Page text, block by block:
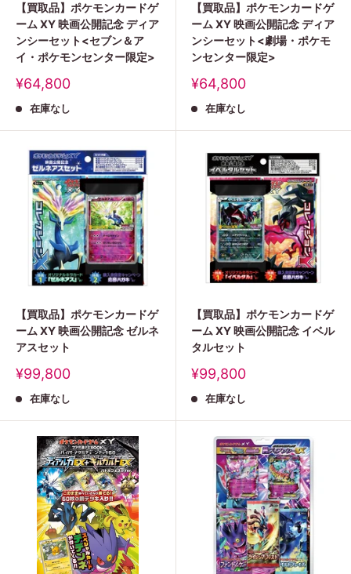
【買取品】ポケモンカードゲ
ーム XY 映画公開記念 ディア
ンシーセット<セブン＆ア
イ・ポケモンセンター限定>
販
価
¥64,800
在庫なし
【買取品】ポケモンカードゲ
ーム XY 映画公開記念 ディア
ンシーセット<劇場・ポケモ
ンセンター限定>
販
価
¥64,800
在庫なし
【買取品】ポケモンカードゲ
ーム XY 映画公開記念 ゼルネ
アスセット
販
価
¥99,800
在庫なし
【買取品】ポケモンカードゲ
ーム XY 映画公開記念 イベル
タルセット
販
価
¥99,800
在庫なし